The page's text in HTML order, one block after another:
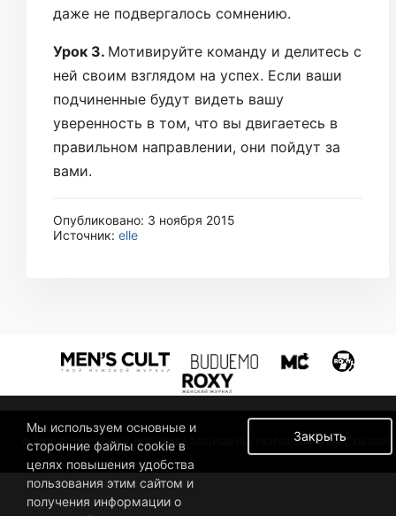
даже не подвергалось сомнению.
Урок 3. Мотивируйте команду и делитесь с
ней своим взглядом на успех. Если ваши
подчиненные будут видеть вашу
уверенность в том, что вы двигаетесь в
правильном направлении, они пойдут за
вами.
Опубликовано: 3 ноября 2015
Источник: elle
© 2019 BUSINESSMAN. ВСЕ ПРАВА ЗАЩИЩЕНЫ. РАЗРАБОТАНО В MC DESIGN.
Закрыть
Мы используем основные и
сторонние файлы cookie в
целях повышения удобства
пользования этим сайтом и
получения информации о